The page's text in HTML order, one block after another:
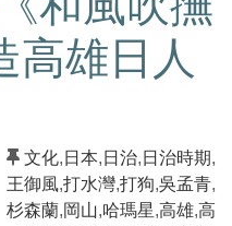
高雄日人
文化, 日本, 日治, 日治時期,
王御風,打水灣,打狗,吳孟青,
杉森蘭,岡山,哈瑪星,高雄,高